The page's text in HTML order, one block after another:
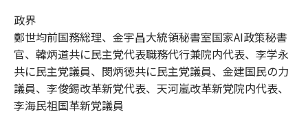
政界
鄭世均前国務総理、金宇昌大統領秘書室国家AI政策秘書
官、韓炳道共に民主党代表職務代行兼院内代表、李学永
共に民主党議員、閔炳徳共に民主党議員、金建国民の力
議員、李俊錫改革新党代表、天河嵐改革新党院内代表、
李海民祖国革新党議員